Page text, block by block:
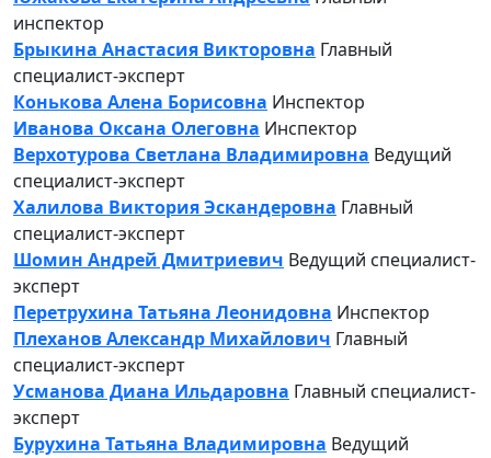
инспектор
Брыкина Анастасия Викторовна Главный
специалист-эксперт
Конькова Алена Борисовна Инспектор
Иванова Оксана Олеговна Инспектор
Верхотурова Светлана Владимировна Ведущий
специалист-эксперт
Халилова Виктория Эскандеровна Главный
специалист-эксперт
Шомин Андрей Дмитриевич Ведущий специалист-
эксперт
Перетрухина Татьяна Леонидовна Инспектор
Плеханов Александр Михайлович Главный
специалист-эксперт
Усманова Диана Ильдаровна Главный специалист-
эксперт
Бурухина Татьяна Владимировна Ведущий